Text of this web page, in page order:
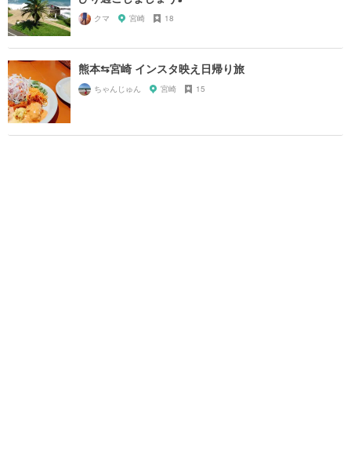
クマ 宮崎 18
熊本⇆宮崎 インスタ映え日帰り旅
ちゃんじゅん 宮崎 15